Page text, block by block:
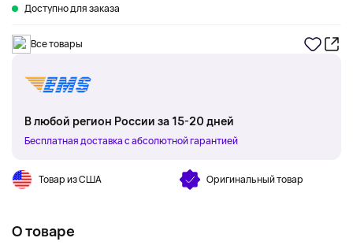
Доступно для заказа
Все товары
В любой регион России за 15-20 дней
Бесплатная доставка с абсолютной гарантией
Товар из США Оригинальный товар
О товаре